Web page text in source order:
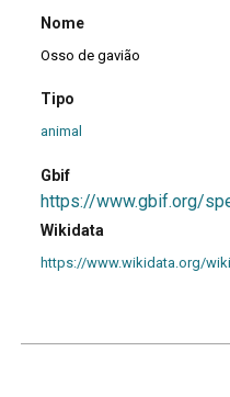
Nome
Osso de gavião
Tipo
animal
Gbif
https://www.gbif.org/
Wikidata
https://www.wikidata.org/